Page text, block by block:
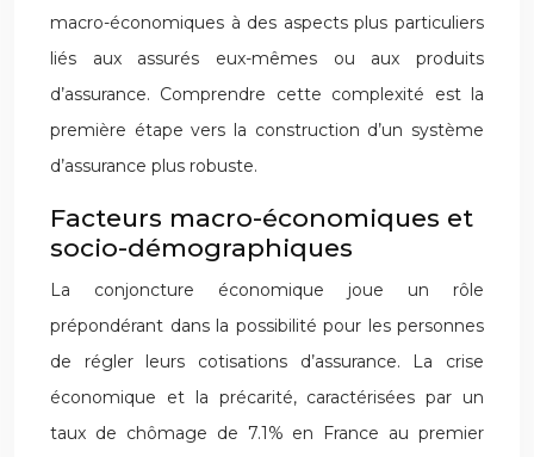
macro-économiques à des aspects plus particuliers
liés aux assurés eux-mêmes ou aux produits
d’assurance. Comprendre cette complexité est la
première étape vers la construction d’un système
d’assurance plus robuste.
Facteurs macro-économiques et
socio-démographiques
La conjoncture économique joue un rôle
prépondérant dans la possibilité pour les personnes
de régler leurs cotisations d’assurance. La crise
économique et la précarité, caractérisées par un
taux de chômage de 7.1% en France au premier